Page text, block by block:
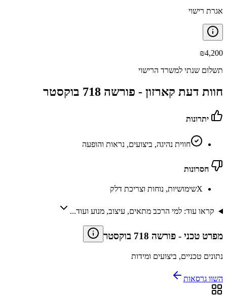
אגרת רישוי
₪4,200
תשלום שנתי למשרד הרישוי
חוות דעת קארזון - פורשה 718 בוקסטר
יתרונות
חווית נהיגה, ביצועים, נראות והופעה
חסרונות
Xשימושיות, נוחות וצריכת דלק
קראו עוד: למי הרכב מתאים, עיצוב, מנוע ועוד...
מפרט טכני - פורשה 718 בוקסטר
נתונים טכניים, ביצועים ומידות
השוו גרסאות